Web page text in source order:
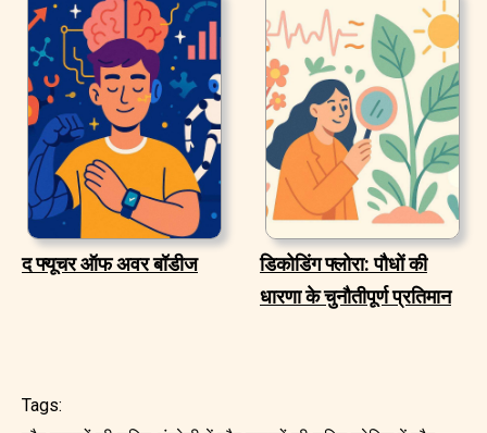
द फ्यूचर ऑफ अवर बॉडीज
डिकोडिंग फ्लोरा: पौधों की
धारणा के चुनौतीपूर्ण प्रतिमान
Tags: